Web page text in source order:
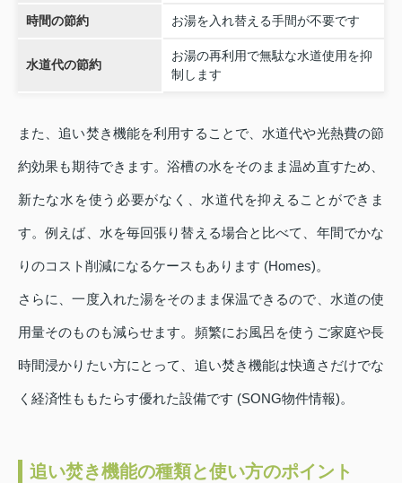
時間の節約 お湯を入れ替える手間が不要です
水道代の節約
お湯の再利用で無駄な水道使用を抑
制します
また、追い焚き機能を利用することで、水道代や光熱費の節
約効果も期待できます。浴槽の水をそのまま温め直すため、
新たな水を使う必要がなく、水道代を抑えることができま
す。例えば、水を毎回張り替える場合と比べて、年間でかな
りのコスト削減になるケースもあります (Homes)。
さらに、一度入れた湯をそのまま保温できるので、水道の使
用量そのものも減らせます。頻繁にお風呂を使うご家庭や長
時間浸かりたい方にとって、追い焚き機能は快適さだけでな
く経済性ももたらす優れた設備です (SONG物件情報)。
追い焚き機能の種類と使い方のポイント